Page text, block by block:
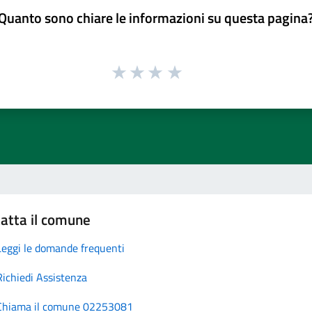
sono chiare le informazioni su questa
il comune
le domande frequenti
Assistenza
il comune 02253081